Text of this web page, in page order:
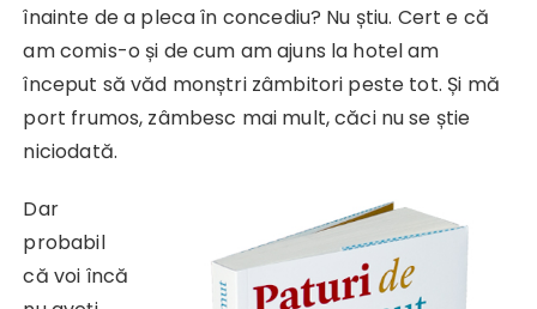
înainte de a pleca în concediu? Nu știu. Cert e că
am comis-o și de cum am ajuns la hotel am
început să văd monștri zâmbitori peste tot. Și mă
port frumos, zâmbesc mai mult, căci nu se știe
niciodată.
Dar
probabil
că voi încă